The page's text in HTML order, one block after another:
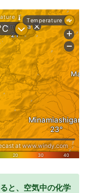
と、空気中の化学